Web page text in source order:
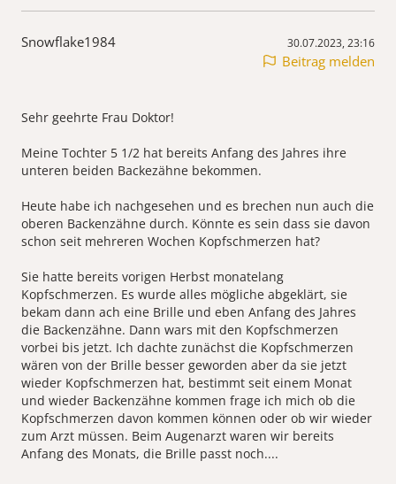
Snowflake1984 30.07.2023, 23:16
Beitrag melden
Sehr geehrte Frau Doktor!
Meine Tochter 5 1/2 hat bereits Anfang des Jahres ihre
unteren beiden Backezähne bekommen.
Heute habe ich nachgesehen und es brechen nun auch die
oberen Backenzähne durch. Könnte es sein dass sie davon
schon seit mehreren Wochen Kopfschmerzen hat?
Sie hatte bereits vorigen Herbst monatelang
Kopfschmerzen. Es wurde alles mögliche abgeklärt, sie
bekam dann ach eine Brille und eben Anfang des Jahres
die Backenzähne. Dann wars mit den Kopfschmerzen
vorbei bis jetzt. Ich dachte zunächst die Kopfschmerzen
wären von der Brille besser geworden aber da sie jetzt
wieder Kopfschmerzen hat, bestimmt seit einem Monat
und wieder Backenzähne kommen frage ich mich ob die
Kopfschmerzen davon kommen können oder ob wir wieder
zum Arzt müssen. Beim Augenarzt waren wir bereits
Anfang des Monats, die Brille passt noch....